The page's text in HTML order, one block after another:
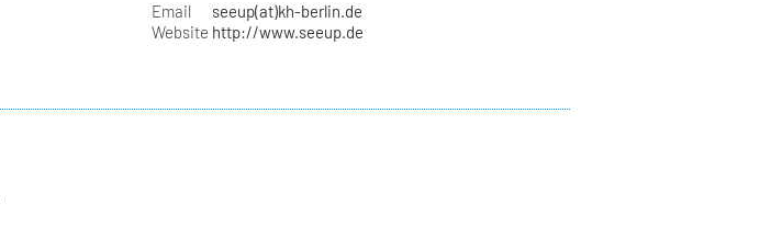
Email
seeup(at)kh-berlin.de
Website http://www.seeup.de